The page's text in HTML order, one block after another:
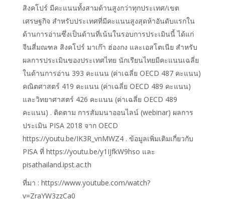
สิงคโปร์ มีคะแนนทั้งสามด้านสูงกว่าทุกประเทศ/เขต
เศรษฐกิจ สำหรับประเทศที่มีคะแนนสูงสุดห้าอันดับแรกใน
ด้านการอ่านซึ่งเป็นด้านที่เน้นในรอบการประเมินนี้ ได้แก่
จีนสี่มณฑล สิงคโปร์ มาเก๊า ฮ่องกง และเอสโตเนีย สำหรับ
ผลการประเมินของประเทศไทย นักเรียนไทยมีคะแนนเฉลี่ย
ในด้านการอ่าน 393 คะแนน (ค่าเฉลี่ย OECD 487 คะแนน)
คณิตศาสตร์ 419 คะแนน (ค่าเฉลี่ย OECD 489 คะแนน)
และวิทยาศาสตร์ 426 คะแนน (ค่าเฉลี่ย OECD 489
คะแนน) . ติดตาม การสัมมนาออนไลน์ (webinar) ผลการ
ประเมิน PISA 2018 จาก OECD
https://youtu.be/IK3R_vnMWZ4 . ข้อมูลเพิ่มเติมเกี่ยวกับ
PISA ที่ https://youtu.be/y1IJfkW9hso และ
pisathailand.ipst.ac.th
ที่มา : https://www.youtube.com/watch?
v=ZraYW3zzCa0